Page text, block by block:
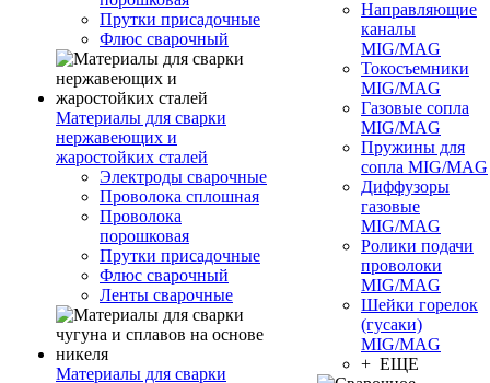
Прутки присадочные
Флюс сварочный
Материалы для сварки
нержавеющих и
жаростойких сталей
Электроды сварочные
Проволока сплошная
Проволока
порошковая
Прутки присадочные
Флюс сварочный
Ленты сварочные
Материалы для сварки
Направляющие
каналы
MIG/MAG
Токосъемники
MIG/MAG
Газовые сопла
MIG/MAG
Пружины для
сопла MIG/MAG
Диффузоры
газовые
MIG/MAG
Ролики подачи
проволоки
MIG/MAG
Шейки горелок
(гусаки)
MIG/MAG
+ ЕЩЕ